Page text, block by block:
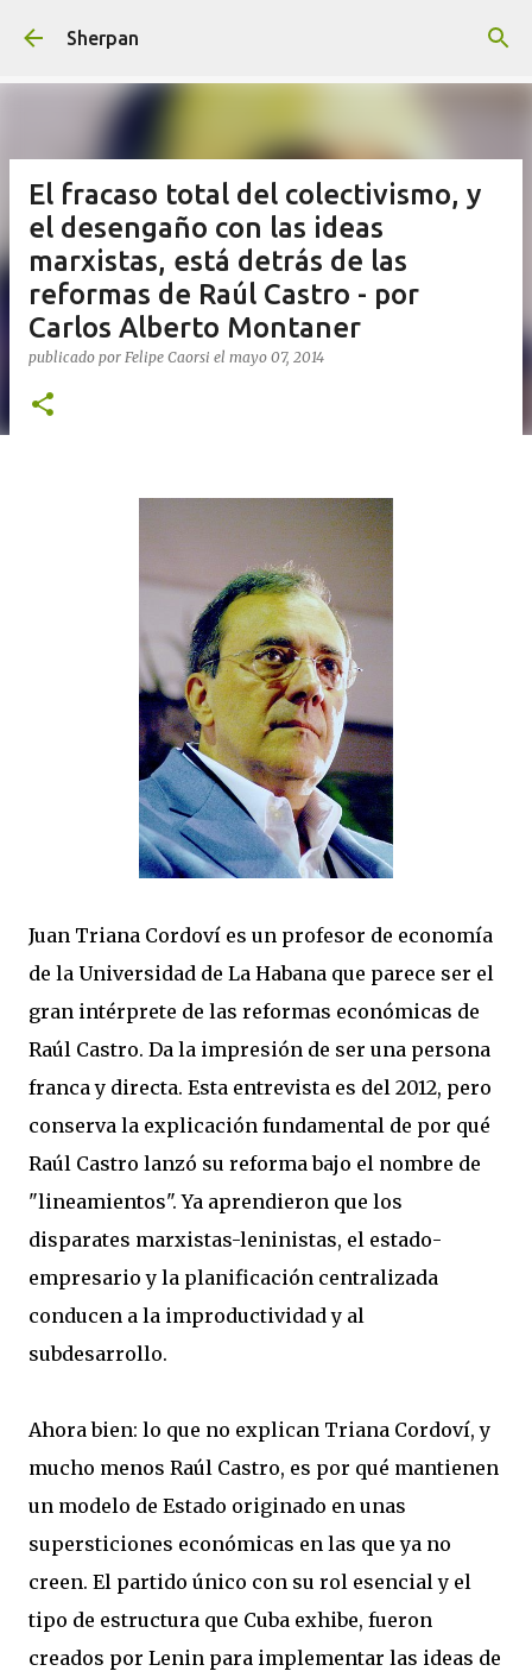
Sherpan
El fracaso total del colectivismo, y
el desengaño con las ideas
marxistas, está detrás de las
reformas de Raúl Castro - por
Carlos Alberto Montaner
publicado por Felipe Caorsi el mayo 07, 2014
Juan Triana Cordoví es un profesor de economía
de la Universidad de La Habana que parece ser el
gran intérprete de las reformas económicas de
Raúl Castro. Da la impresión de ser una persona
franca y directa. Esta entrevista es del 2012, pero
conserva la explicación fundamental de por qué
Raúl Castro lanzó su reforma bajo el nombre de
"lineamientos". Ya aprendieron que los
disparates marxistas-leninistas, el estado-
empresario y la planificación centralizada
conducen a la improductividad y al
subdesarrollo.
Ahora bien: lo que no explican Triana Cordoví, y
mucho menos Raúl Castro, es por qué mantienen
un modelo de Estado originado en unas
supersticiones económicas en las que ya no
creen. El partido único con su rol esencial y el
tipo de estructura que Cuba exhibe, fueron
creados por Lenin para implementar las ideas de